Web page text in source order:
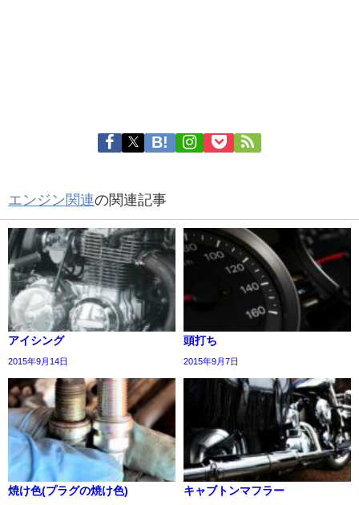
エンジン関連の関連記事
アイシング
2015年9月14日
頭打ち
2015年9月7日
焼け色(プラグの焼け色) キャブトンマフラー